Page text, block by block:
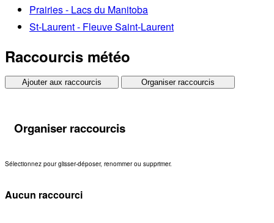
Prairies - Lacs du Manitoba
St-Laurent - Fleuve Saint-Laurent
Raccourcis météo
Ajouter aux raccourcis Organiser raccourcis
Organiser raccourcis
Sélectionnez pour glisser-déposer, renommer ou supprimer.
Aucun raccourci